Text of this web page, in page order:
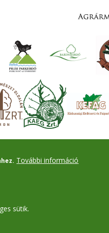
További információ
sütik.